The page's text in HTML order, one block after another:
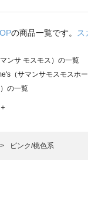
の商品一覧です。 ス
ンサ モスモス）の一覧
（サマンサモスモスホ
の一覧
Mos2（ツハルバイサ
（サマンサモスモス ラー
ピンク/桃色系